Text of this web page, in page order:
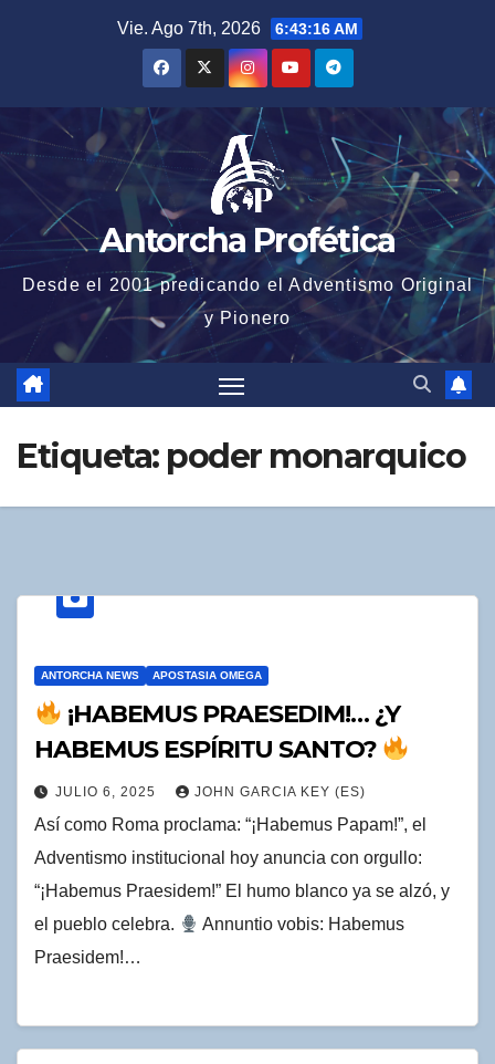
Vie. Ago 7th, 2026 6:43:16 AM
Antorcha Profética
Desde el 2001 predicando el Adventismo Original
y Pionero
Etiqueta: poder monarquico
ANTORCHA NEWS APOSTASIA OMEGA
¡HABEMUS PRAESEDIM!… ¿Y
HABEMUS ESPÍRITU SANTO?
JULIO 6, 2025 JOHN GARCIA KEY (ES)
Así como Roma proclama: “¡Habemus Papam!”, el
Adventismo institucional hoy anuncia con orgullo:
“¡Habemus Praesidem!” El humo blanco ya se alzó, y
el pueblo celebra.
Annuntio vobis: Habemus
Praesidem!…